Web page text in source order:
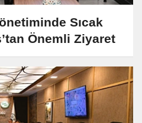
Sıcak
Önemli Ziyaret